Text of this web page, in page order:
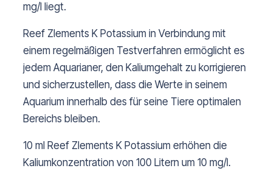
mg/l liegt.
Reef Zlements K Potassium in Verbindung mit
einem regelmäßigen Testverfahren ermöglicht es
jedem Aquarianer, den Kaliumgehalt zu korrigieren
und sicherzustellen, dass die Werte in seinem
Aquarium innerhalb des für seine Tiere optimalen
Bereichs bleiben.
10 ml Reef Zlements K Potassium erhöhen die
Kaliumkonzentration von 100 Litern um 10 mg/l.